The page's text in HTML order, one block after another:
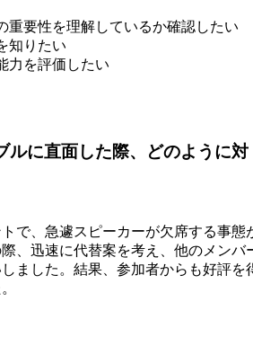
重要性を理解しているか確認したい
知りたい
力を評価したい
ルに直面した際、どのように対
で、急遽スピーカーが欠席する事態
、迅速に代替案を考え、他のメンバ
ました。結果、参加者からも好評を